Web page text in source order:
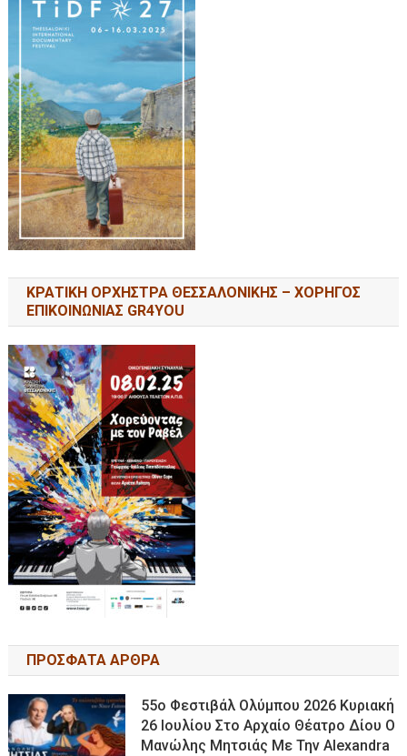
ΚΡΑΤΙΚΗ ΟΡΧΗΣΤΡΑ ΘΕΣΣΑΛΟΝΙΚΗΣ – ΧΟΡΗΓΟΣ
ΕΠΙΚΟΙΝΩΝΙΑΣ GR4YOU
ΠΡΟΣΦΑΤΑ ΑΡΘΡΑ
55ο Φεστιβάλ Ολύμπου 2026 Κυριακή
26 Ιουλίου Στο Αρχαίο Θέατρο Δίου Ο
Μανώλης Μητσιάς Με Την Alexandra